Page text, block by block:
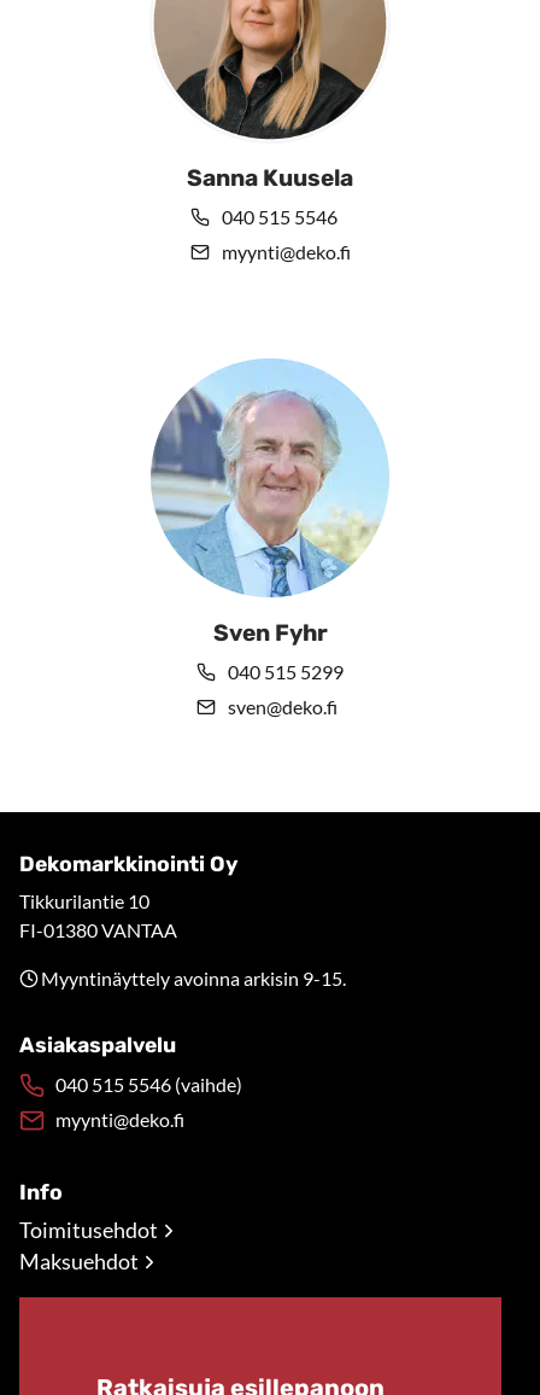
Sanna Kuusela
040 515 5546
myynti@deko.fi
Sven Fyhr
040 515 5299
sven@deko.fi
Dekomarkkinointi Oy
Tikkurilantie 10
FI-01380 VANTAA
Myyntinäyttely avoinna arkisin 9-15.
Asiakaspalvelu
040 515 5546 (vaihde)
myynti@deko.fi
Info
Toimitusehdot
Maksuehdot
Ratkaisuja esillepanoon